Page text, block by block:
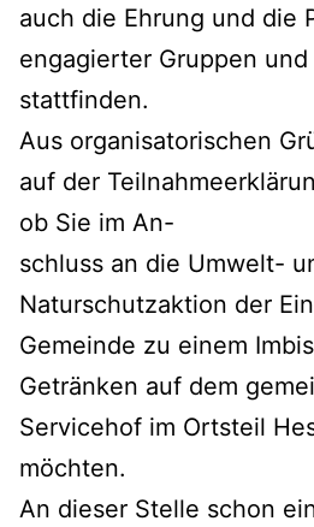
auch die Ehrung und die
engagierter Gruppen und
stattfinden.
Aus organisatorischen
auf der
ob Sie im An-
schluss an die Umwelt-
Naturschutzaktion der
Gemeinde zu einem
Getränken auf dem
Servicehof im Ortsteil
möchten.
An dieser Stelle schon